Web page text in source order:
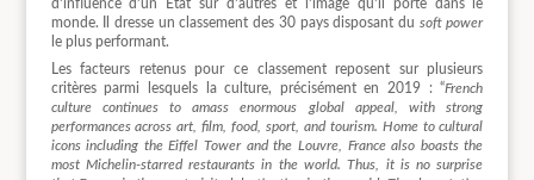
d’influence d’un Etat sur d’autres et l’image qu’il porte dans le
monde. Il dresse un classement des 30 pays disposant du soft power
le plus performant.
Les facteurs retenus pour ce classement reposent sur plusieurs
critères parmi lesquels la culture, précisément en 2019 : “French
culture continues to amass enormous global appeal, with strong
performances across art, film, food, sport, and tourism. Home to cultural
icons including the Eiffel Tower and the Louvre, France also boasts the
most Michelin-starred restaurants in the world. Thus, it is no surprise